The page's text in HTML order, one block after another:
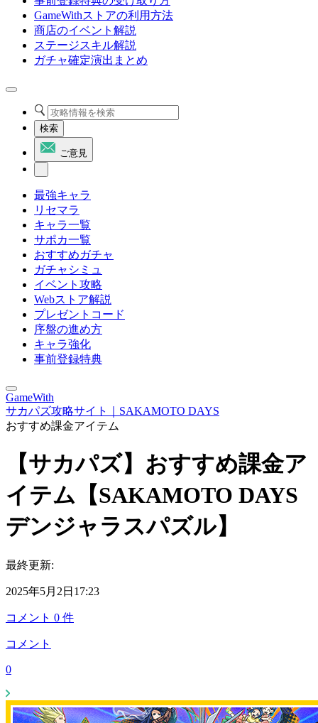
GameWithストアの利用方法
商店のイベント解説
ステージスキル解説
ガチャ確定演出まとめ
検索
ご意見
最強キャラ
リセマラ
キャラ一覧
サポカ一覧
おすすめガチャ
ガチャシミュ
イベント攻略
Webストア解説
プレゼントコード
序盤の進め方
キャラ強化
事前登録特典
GameWith
サカパズ攻略サイト｜SAKAMOTO DAYS
おすすめ課金アイテム
【サカパズ】おすすめ課金ア
イテム【SAKAMOTO DAYS
デンジャラスパズル】
最終更新:
2025年5月2日17:23
コメント 0 件
コメント
0